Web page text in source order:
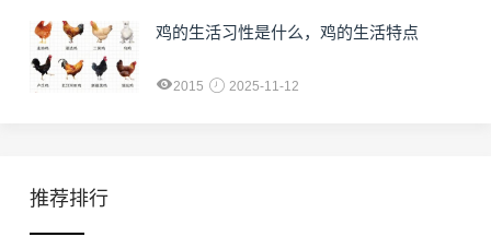
鸡的生活习性是什么，鸡的生活特点
2015 2025-11-12
推荐排行